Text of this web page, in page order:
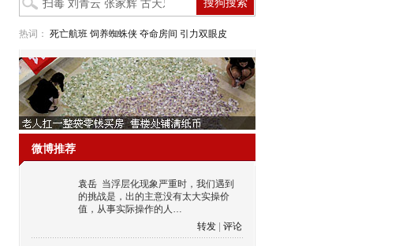
热词： 死亡航班 饲养蜘蛛侠 夺命房间 引力双眼皮
微博推荐
袁岳 当浮层化现象严重时，我们遇到
的挑战是，出的主意没有太大实操价
值，从事实际操作的人…
转发
评论